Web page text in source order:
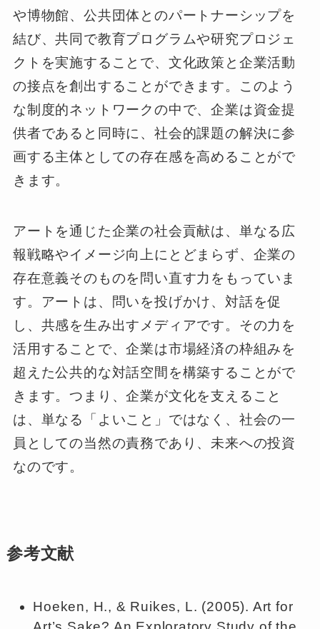
や博物館、公共団体とのパートナーシップを
結び、共同で教育プログラムや研究プロジェ
クトを実施することで、文化政策と企業活動
の接点を創出することができます。このよう
な制度的ネットワークの中で、企業は資金提
供者であると同時に、社会的課題の解決に参
画する主体としての存在感を高めることがで
きます。
アートを通じた企業の社会貢献は、単なる広
報戦略やイメージ向上にとどまらず、企業の
存在意義そのものを問い直す力をもっていま
す。アートは、問いを投げかけ、対話を促
し、共感を生み出すメディアです。その力を
活用することで、企業は市場経済の枠組みを
超えた公共的な対話空間を構築することがで
きます。つまり、企業が文化を支えること
は、単なる「よいこと」ではなく、社会の一
員としての当然の責務であり、未来への投資
なのです。
参考文献
Hoeken, H., & Ruikes, L. (2005). Art for